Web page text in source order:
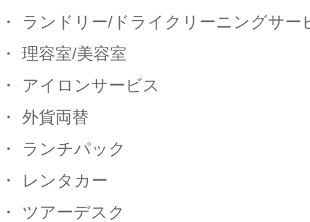
・
ランドリー/ ドライクリーニングサー
・
理容室/美容室
・
アイロンサービス
・
外貨両替
・
ランチパック
・
レンタカー
・
ツアーデスク